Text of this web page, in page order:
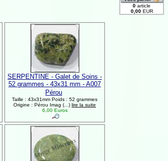
SERPENTINE - Galet de Soins -
52 grammes - 43x31 mm - A007
Pérou
Taille : 43x31mm Poids : 52 grammes
Origine : Pérou Imag (...) lire la suite
6,00 Euros